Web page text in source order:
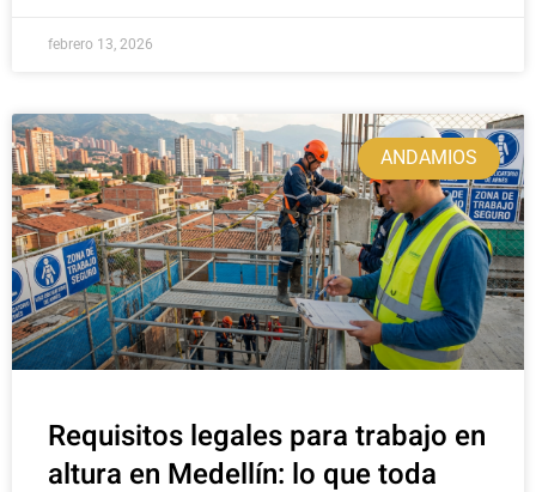
febrero 13, 2026
ANDAMIOS
Requisitos legales para trabajo en
altura en Medellín: lo que toda